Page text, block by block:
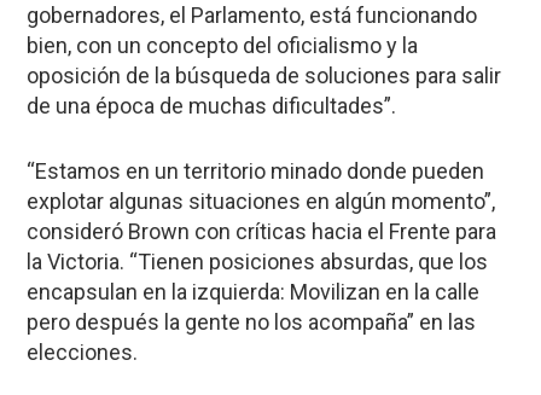
gobernadores, el Parlamento, está funcionando
bien, con un concepto del oficialismo y la
oposición de la búsqueda de soluciones para salir
de una época de muchas dificultades”.
“Estamos en un territorio minado donde pueden
explotar algunas situaciones en algún momento”,
consideró Brown con críticas hacia el Frente para
la Victoria. “Tienen posiciones absurdas, que los
encapsulan en la izquierda: Movilizan en la calle
pero después la gente no los acompaña” en las
elecciones.